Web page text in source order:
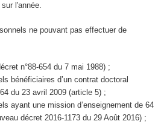
l'année.
ne pouvant pas effectuer de
n°88-654 du 7 mai 1988) ;
bénéficiaires d’un contrat doctoral
du 23 avril 2009 (article 5) ;
ayant une mission d’enseignement de 64
décret 2016-1173 du 29 Août 2016) ;